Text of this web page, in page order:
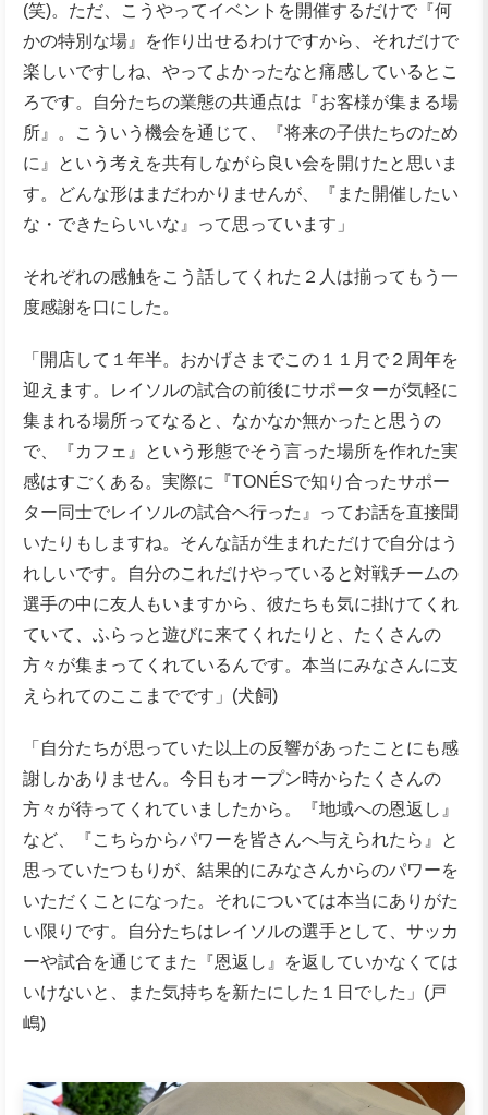
(笑)。ただ、こうやってイベントを開催するだけで『何
かの特別な場』を作り出せるわけですから、それだけで
楽しいですしね、やってよかったなと痛感しているとこ
ろです。自分たちの業態の共通点は『お客様が集まる場
所』。こういう機会を通じて、『将来の子供たちのため
に』という考えを共有しながら良い会を開けたと思いま
す。どんな形はまだわかりませんが、『また開催したい
な・できたらいいな』って思っています」
それぞれの感触をこう話してくれた２人は揃ってもう一
度感謝を口にした。
「開店して１年半。おかげさまでこの１１月で２周年を
迎えます。レイソルの試合の前後にサポーターが気軽に
集まれる場所ってなると、なかなか無かったと思うの
で、『カフェ』という形態でそう言った場所を作れた実
感はすごくある。実際に『TONÉSで知り合ったサポー
ター同士でレイソルの試合へ行った』ってお話を直接聞
いたりもしますね。そんな話が生まれただけで自分はう
れしいです。自分のこれだけやっていると対戦チームの
選手の中に友人もいますから、彼たちも気に掛けてくれ
ていて、ふらっと遊びに来てくれたりと、たくさんの
方々が集まってくれているんです。本当にみなさんに支
えられてのここまでです」(犬飼)
「自分たちが思っていた以上の反響があったことにも感
謝しかありません。今日もオープン時からたくさんの
方々が待ってくれていましたから。『地域への恩返し』
など、『こちらからパワーを皆さんへ与えられたら』と
思っていたつもりが、結果的にみなさんからのパワーを
いただくことになった。それについては本当にありがた
い限りです。自分たちはレイソルの選手として、サッカ
ーや試合を通じてまた『恩返し』を返していかなくては
いけないと、また気持ちを新たにした１日でした」(戸
嶋)